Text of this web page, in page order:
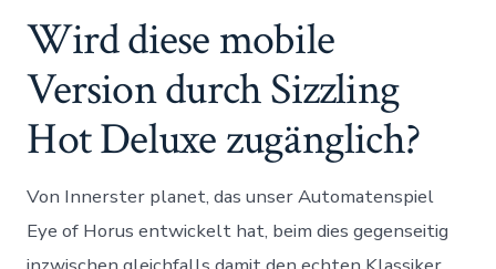
Wird diese mobile
Version durch Sizzling
Hot Deluxe zugänglich?
Von Innerster planet, das unser Automatenspiel
Eye of Horus entwickelt hat, beim dies gegenseitig